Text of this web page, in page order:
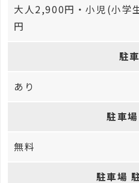
大人2,900円・小児(小学
円
駐
あり
駐車
無料
駐車場